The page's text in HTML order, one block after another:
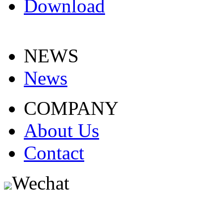
Download
NEWS
News
COMPANY
About Us
Contact
Wechat